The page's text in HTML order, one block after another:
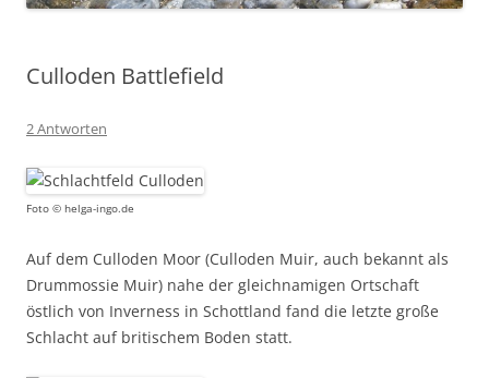
Culloden Battlefield
2 Antworten
Foto © helga-ingo.de
Auf dem Culloden Moor (Culloden Muir, auch bekannt als
Drummossie Muir) nahe der gleichnamigen Ortschaft
östlich von Inverness in Schottland fand die letzte große
Schlacht auf britischem Boden statt.